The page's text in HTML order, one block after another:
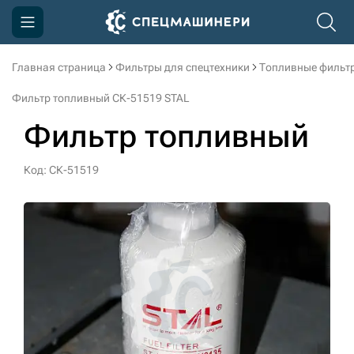
Главная страница Фильтры для спецтехники Топливные
Фильтр топливный СК-51519 STAL
Фильтр топливный
Код: СК-51519
Компания
Доставка и оплата
Информация
Контакты
3D тур по производству
sksale@skdst.ru